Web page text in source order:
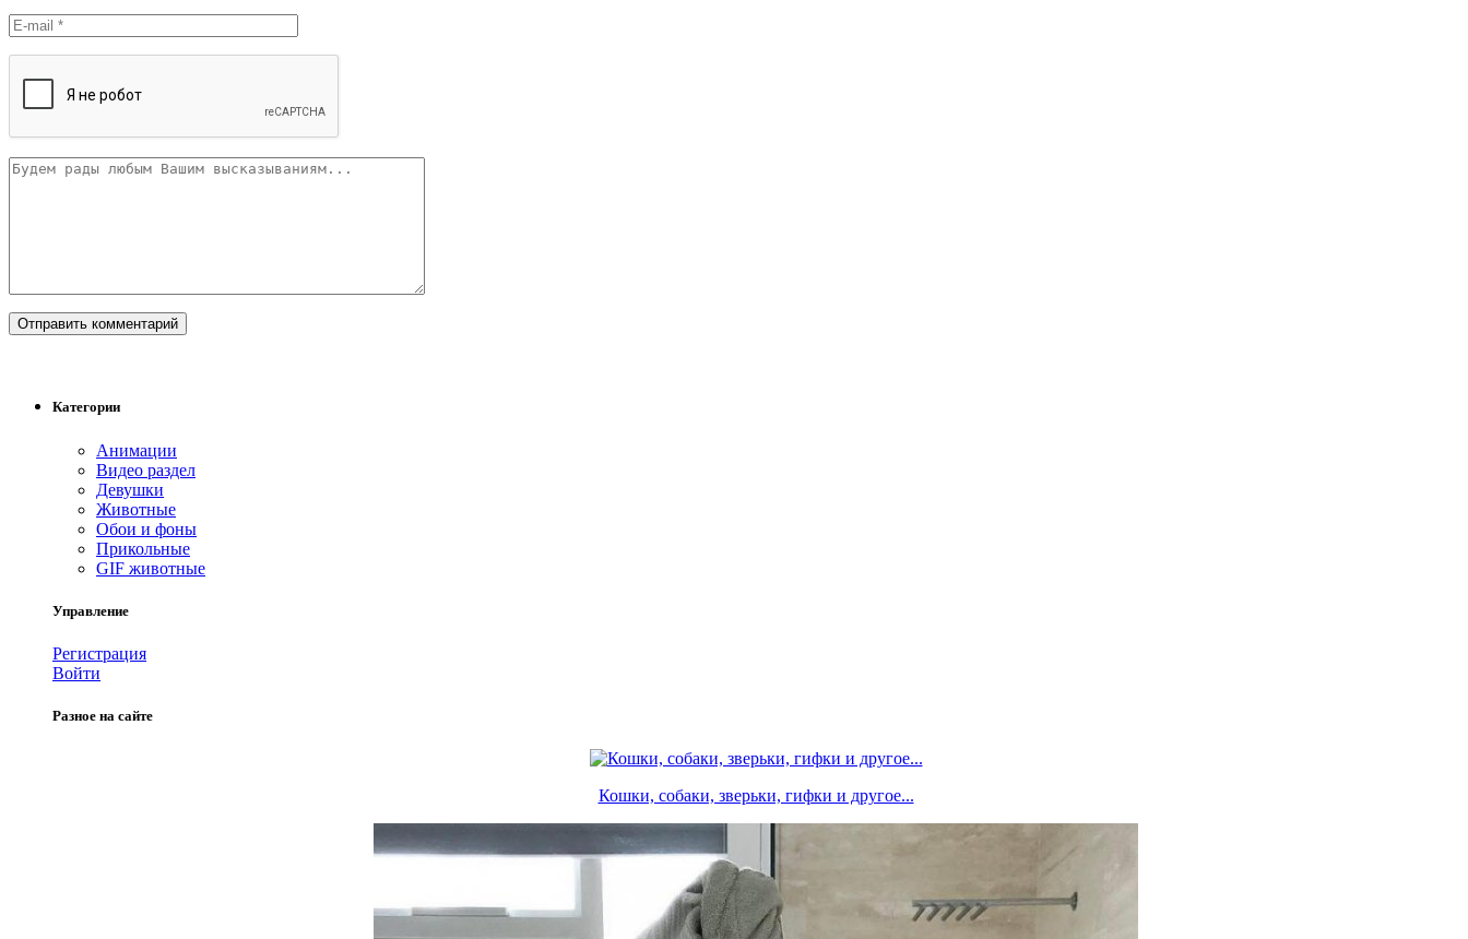
Категории
Анимации
Видео раздел
Девушки
Животные
Обои и фоны
Прикольные
GIF животные
Управление
Регистрация
Войти
Разное на сайте
Кошки, собаки, зверьки, гифки и другое...